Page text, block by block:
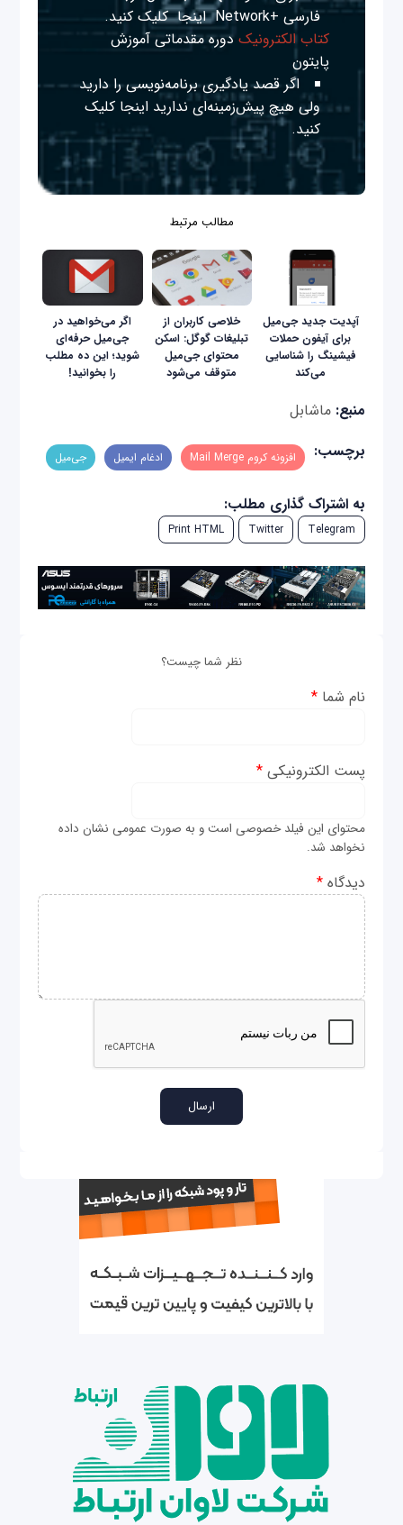
فارسی +Network
اینجا کلیک کنید.
کتاب الکترونیک دوره مقدماتی آموزش
پایتون
اگر قصد یادگیری برنامه‌نویسی را دارید
ولی هیچ پیش‌زمینه‌ای نداریداینجا کلیک
کنید.
مطالب مرتبط
آپدیت جدید جی‌میل
برای آیفون حملات
فیشینگ را شناسایی
می‌کند
خلاصی کاربران از
تبلیغات گوگل: اسکن
محتوای جی‌میل
متوقف می‌شود
اگر می‌خواهید در
جی‌میل حرفه‌ای
شوید؛ این ده مطلب
را بخوانید!
منبع:ماشابل
برچسب:
افزونه کروم Mail Merge ادغام ایمیل جی‌میل
به اشتراک گذاری مطلب:
Telegram
Twitter
Print HTML
نظر شما چیست؟
نام شما*
پست الکترونیکی*
محتوای این فیلد خصوصی است و به صورت عمومی نشان داده
نخواهد شد.
دیدگاه*